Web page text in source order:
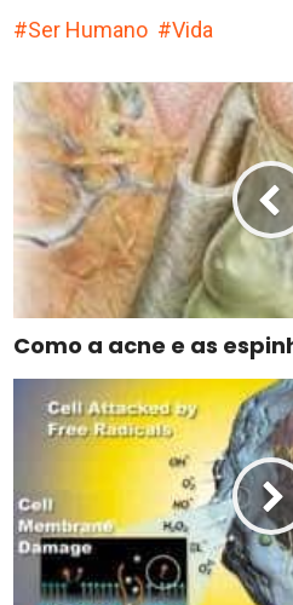
Ser Humano Vida
Como a acne e as